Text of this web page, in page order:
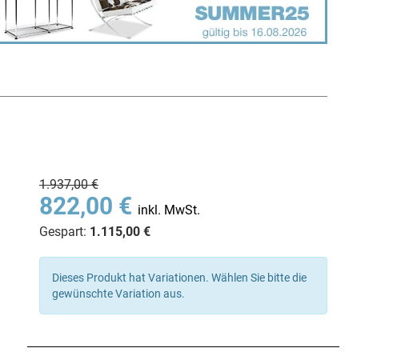
1.937,00 €
822,00 € inkl. MwSt.
Gespart: 1.115,00 €
Dieses Produkt hat Variationen. Wählen Sie bitte die
gewünschte Variation aus.